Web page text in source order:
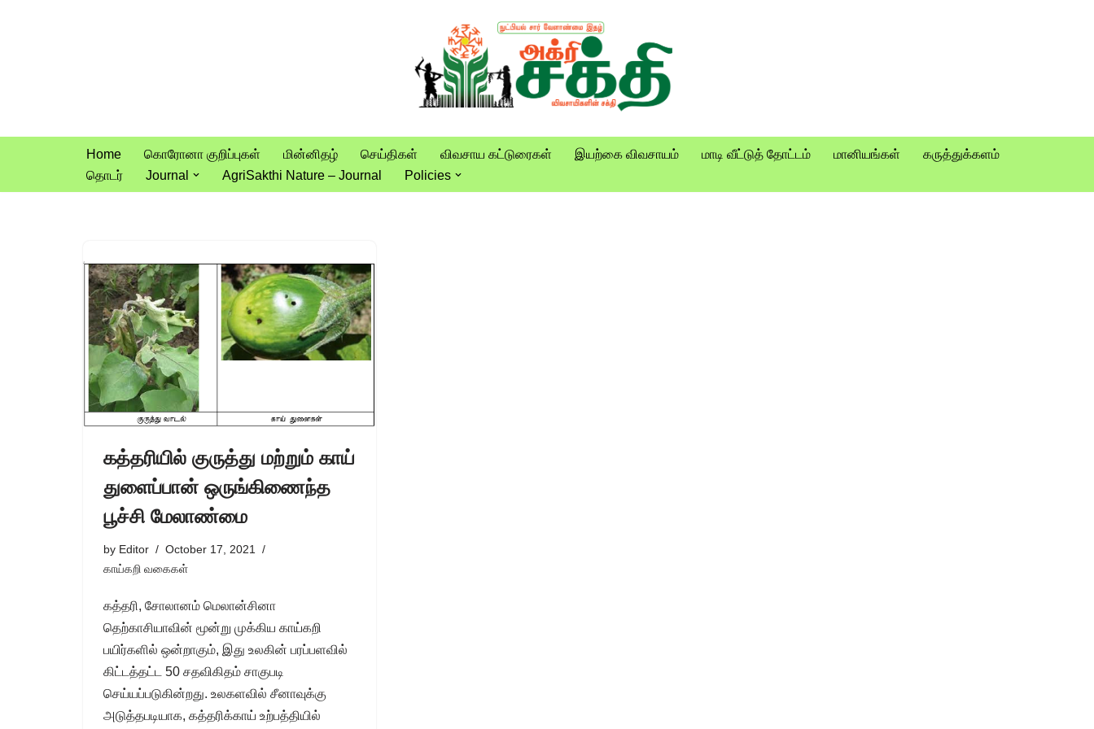
Home கொரோனா குறிப்புகள் மின்னிதழ் செய்திகள் விவசாய கட்டுரைகள் இயற்கை விவசாயம் மாடி வீட்டுத் தோட்டம் மானியங்கள்
கருத்துக்களம்
தொடர்
Journal AgriSakthi Nature – Journal Policies
கத்தரியில் குருத்து மற்றும் காய்
துளைப்பான் ஒருங்கிணைந்த
பூச்சி மேலாண்மை
by Editor
October 17, 2021
காய்கறி வகைகள்
கத்தரி, சோலானம் மெலான்சினா
தெற்காசியாவின் மூன்று முக்கிய காய்கறி
பயிர்களில் ஒன்றாகும், இது உலகின் பரப்பளவில்
கிட்டத்தட்ட 50 சதவிகிதம் சாகுபடி
செய்யப்படுகின்றது. உலகளவில் சீனாவுக்கு
அடுத்தபடியாக, கத்தரிக்காய் உற்பத்தியில்